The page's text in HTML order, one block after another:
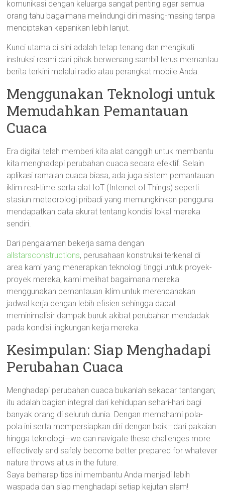
komunikasi dengan keluarga sangat penting agar semua
orang tahu bagaimana melindungi diri masing-masing tanpa
menciptakan kepanikan lebih lanjut.
Kunci utama di sini adalah tetap tenang dan mengikuti
instruksi resmi dari pihak berwenang sambil terus memantau
berita terkini melalui radio atau perangkat mobile Anda.
Menggunakan Teknologi untuk
Memudahkan Pemantauan
Cuaca
Era digital telah memberi kita alat canggih untuk membantu
kita menghadapi perubahan cuaca secara efektif. Selain
aplikasi ramalan cuaca biasa, ada juga sistem pemantauan
iklim real-time serta alat IoT (Internet of Things) seperti
stasiun meteorologi pribadi yang memungkinkan pengguna
mendapatkan data akurat tentang kondisi lokal mereka
sendiri.
Dari pengalaman bekerja sama dengan
allstarsconstructions, perusahaan konstruksi terkenal di
area kami yang menerapkan teknologi tinggi untuk proyek-
proyek mereka, kami melihat bagaimana mereka
menggunakan pemantauan iklim untuk merencanakan
jadwal kerja dengan lebih efisien sehingga dapat
meminimalisir dampak buruk akibat perubahan mendadak
pada kondisi lingkungan kerja mereka.
Kesimpulan: Siap Menghadapi
Perubahan Cuaca
Menghadapi perubahan cuaca bukanlah sekadar tantangan;
itu adalah bagian integral dari kehidupan sehari-hari bagi
banyak orang di seluruh dunia. Dengan memahami pola-
pola ini serta mempersiapkan diri dengan baik—dari pakaian
hingga teknologi—we can navigate these challenges more
effectively and safely become better prepared for whatever
nature throws at us in the future.
Saya berharap tips ini membantu Anda menjadi lebih
waspada dan siap menghadapi setiap kejutan alam!